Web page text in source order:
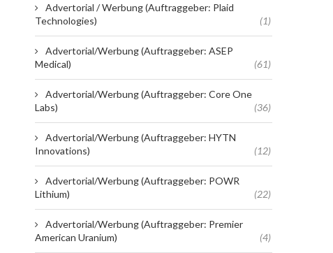
Advertorial / Werbung (Auftraggeber: Plaid
Technologies)
(1)
Advertorial/Werbung (Auftraggeber: ASEP
Medical)
(61)
Advertorial/Werbung (Auftraggeber: Core One
Labs)
(36)
Advertorial/Werbung (Auftraggeber: HYTN
Innovations)
(12)
Advertorial/Werbung (Auftraggeber: POWR
Lithium)
(22)
Advertorial/Werbung (Auftraggeber: Premier
American Uranium)
(4)